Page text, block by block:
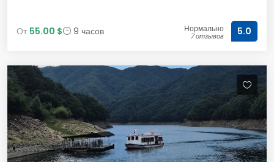
От 55.00 $ 9 часов Нормально
7 отзывов 5.0